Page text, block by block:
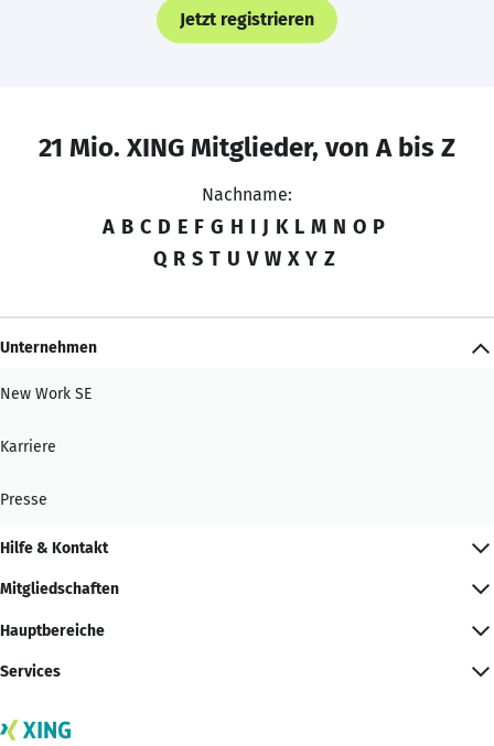
Jetzt registrieren
21 Mio. XING Mitglieder, von A bis Z
Nachname:
A B C D E F G H I J K L M N O P
Q R S T U V W X Y Z
Unternehmen
New Work SE
Karriere
Presse
Hilfe & Kontakt
Mitgliedschaften
Hauptbereiche
Services